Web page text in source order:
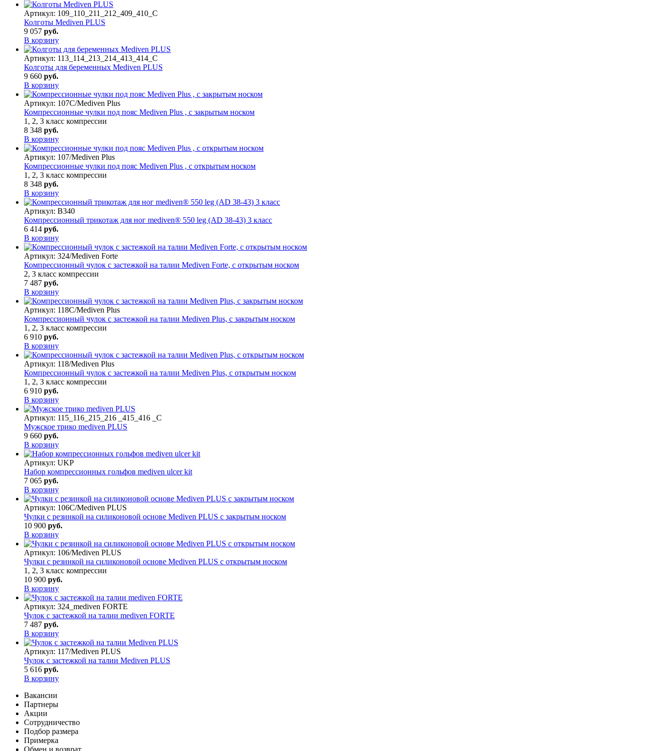
Артикул: 109_110_211_212_409_410_С
Колготы Mediven PLUS
9 057 руб.
В корзину
Артикул: 113_114_213_214_413_414_C
Колготы для беременных Mediven PLUS
9 660 руб.
В корзину
Артикул: 107C/Mediven Plus
Компрессионные чулки под пояс Mediven Plus , с закрытым носком
1, 2, 3 класс компрессии
8 348 руб.
В корзину
Артикул: 107/Mediven Plus
Компрессионные чулки под пояс Mediven Plus , с открытым носком
1, 2, 3 класс компрессии
8 348 руб.
В корзину
Артикул: B340
Компрессионный трикотаж для ног mediven® 550 leg (AD 38-43) 3 класс
6 414 руб.
В корзину
Артикул: 324/Mediven Forte
Компрессионный чулок с застежкой на талии Mediven Forte, с открытым носком
2, 3 класс компрессии
7 487 руб.
В корзину
Артикул: 118C/Mediven Plus
Компрессионный чулок с застежкой на талии Mediven Plus, с закрытым носком
1, 2, 3 класс компрессии
6 910 руб.
В корзину
Артикул: 118/Mediven Plus
Компрессионный чулок с застежкой на талии Mediven Plus, с открытым носком
1, 2, 3 класс компрессии
6 910 руб.
В корзину
Артикул: 115_116_215_216 _415_416 _C
Мужское трико mediven PLUS
9 660 руб.
В корзину
Артикул: UKP
Набор компрессионных гольфов mediven ulcer kit
7 065 руб.
В корзину
Артикул: 106C/Mediven PLUS
Чулки с резинкой на силиконовой основе Mediven PLUS с закрытым носком
10 900 руб.
В корзину
Артикул: 106/Mediven PLUS
Чулки с резинкой на силиконовой основе Mediven PLUS с открытым носком
1, 2, 3 класс компрессии
10 900 руб.
В корзину
Артикул: 324_mediven FORTE
Чулок с застежкой на талии mediven FORTE
7 487 руб.
В корзину
Артикул: 117/Mediven PLUS
Чулок с застежкой на талии Mediven PLUS
5 616 руб.
В корзину
Вакансии
Партнеры
Акции
Сотрудничество
Подбор размера
Примерка
Обмен и возврат